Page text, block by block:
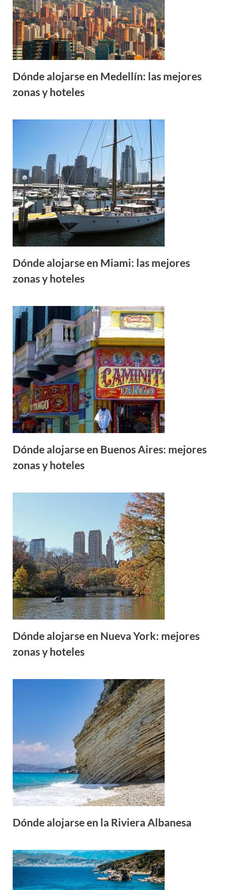
Dónde alojarse en Medellín: las mejores
zonas y hoteles
Dónde alojarse en Miami: las mejores
zonas y hoteles
Dónde alojarse en Buenos Aires: mejores
zonas y hoteles
Dónde alojarse en Nueva York: mejores
zonas y hoteles
Dónde alojarse en la Riviera Albanesa